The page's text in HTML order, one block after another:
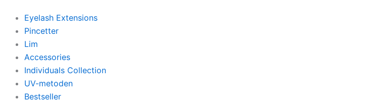
Eyelash Extensions
Pincetter
Lim
Accessories
Individuals Collection
UV-metoden
Bestseller